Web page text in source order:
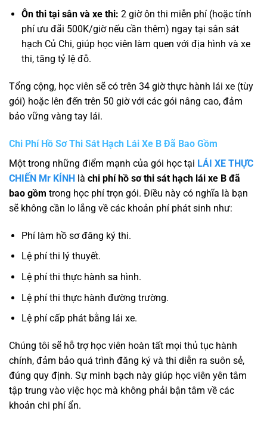
Ôn thi tại sân và xe thi: 2 giờ ôn thi miễn phí (hoặc tính
phí ưu đãi 500K/giờ nếu cần thêm) ngay tại sân sát
hạch Củ Chi, giúp học viên làm quen với địa hình và xe
thi, tăng tỷ lệ đỗ.
Tổng cộng, học viên sẽ có trên 34 giờ thực hành lái xe (tùy
gói) hoặc lên đến trên 50 giờ với các gói nâng cao, đảm
bảo vững vàng tay lái.
Chi Phí Hồ Sơ Thi Sát Hạch Lái Xe B Đã Bao Gồm
Một trong những điểm mạnh của gói học tại LÁI XE THỰC
CHIẾN Mr KÍNH là chi phí hồ sơ thi sát hạch lái xe B đã
bao gồm trong học phí trọn gói. Điều này có nghĩa là bạn
sẽ không cần lo lắng về các khoản phí phát sinh như:
Phí làm hồ sơ đăng ký thi.
Lệ phí thi lý thuyết.
Lệ phí thi thực hành sa hình.
Lệ phí thi thực hành đường trường.
Lệ phí cấp phát bằng lái xe.
Chúng tôi sẽ hỗ trợ học viên hoàn tất mọi thủ tục hành
chính, đảm bảo quá trình đăng ký và thi diễn ra suôn sẻ,
đúng quy định. Sự minh bạch này giúp học viên yên tâm
tập trung vào việc học mà không phải bận tâm về các
khoản chi phí ẩn.